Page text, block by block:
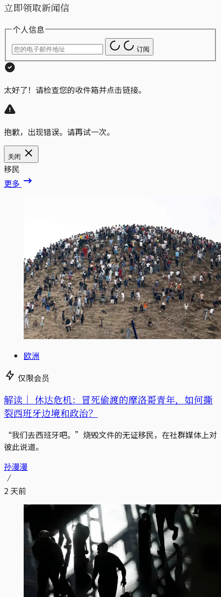
立即领取新闻信
个人信息
订阅
太好了！请检查您的收件箱并点击链接。
抱歉，出现错误。请再试一次。
关闭
移民
更多
欧洲
仅限会员
解读｜ 休达危机：冒死偷渡的摩洛哥青年，如何撕
裂西班牙边境和政治？
“我们去西班牙吧。”烧毁文件的无证移民，在社群媒体上对
彼此说道。
孙漫漫
2 天前